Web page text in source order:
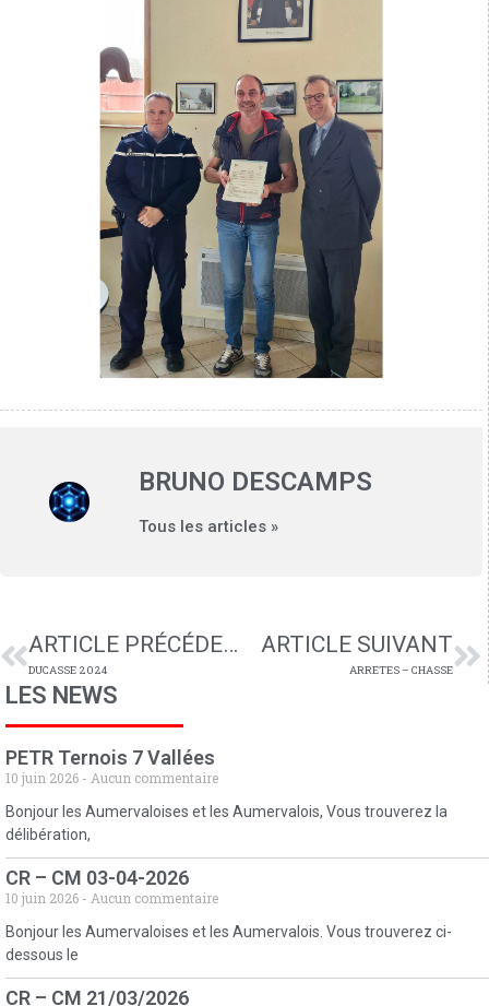
BRUNO DESCAMPS
Tous les articles »
ARTICLE PRÉCÉDENT
DUCASSE 2024
ARTICLE SUIVANT
ARRETES – CHASSE
LES NEWS
PETR Ternois 7 Vallées
10 juin 2026
Aucun commentaire
Bonjour les Aumervaloises et les Aumervalois, Vous trouverez la
délibération,
CR – CM 03-04-2026
10 juin 2026
Aucun commentaire
Bonjour les Aumervaloises et les Aumervalois. Vous trouverez ci-
dessous le
CR – CM 21/03/2026